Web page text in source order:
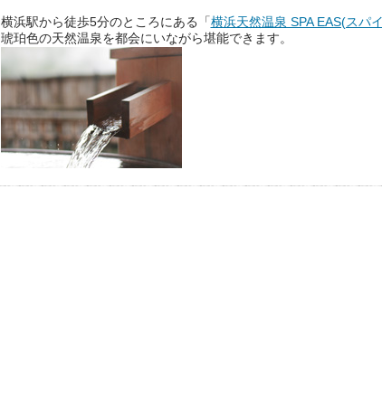
横浜駅から徒歩5分のところにある「横浜天然温泉 SPA EAS(スパ
琥珀色の天然温泉を都会にいながら堪能できます。